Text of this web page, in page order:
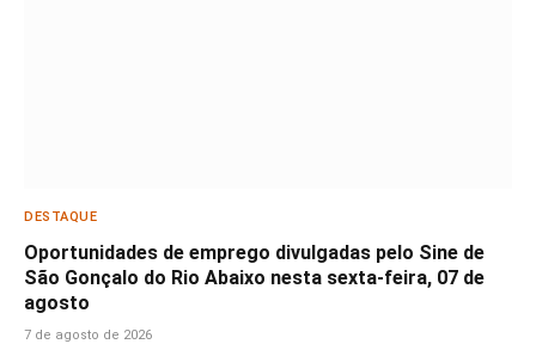
DESTAQUE
Oportunidades de emprego divulgadas pelo Sine de
São Gonçalo do Rio Abaixo nesta sexta-feira, 07 de
agosto
7 de agosto de 2026